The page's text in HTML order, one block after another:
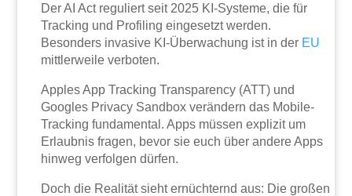
Der AI Act reguliert seit 2025 KI-Systeme, die für
Tracking und Profiling eingesetzt werden.
Besonders invasive KI-Überwachung ist in der EU
mittlerweile verboten.
Apples App Tracking Transparency (ATT) und
Googles Privacy Sandbox verändern das Mobile-
Tracking fundamental. Apps müssen explizit um
Erlaubnis fragen, bevor sie euch über andere Apps
hinweg verfolgen dürfen.
Doch die Realität sieht ernüchternd aus: Die großen